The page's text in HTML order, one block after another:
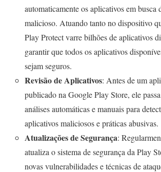
automaticamente os aplicativos em busca
malicioso. Atuando tanto no dispositivo
Play Protect varre bilhões de aplicativos
garantir que todos os aplicativos
sejam seguros.
Revisão de Aplicativos: Antes de um
publicado na Google Play Store, ele
análises automáticas e manuais para
aplicativos maliciosos e práticas abusivas.
Atualizações de Segurança:
atualiza o sistema de segurança da Play
novas vulnerabilidades e técnicas de